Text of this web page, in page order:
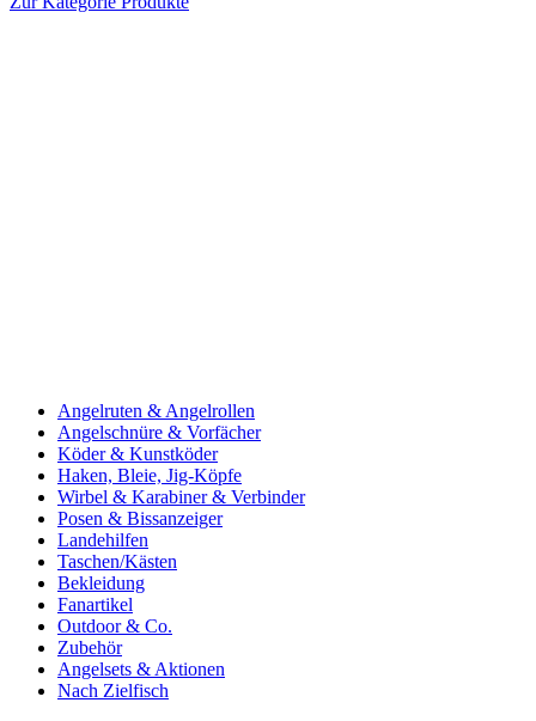
Angelruten & Angelrollen
Angelschnüre & Vorfächer
Köder & Kunstköder
Haken, Bleie, Jig-Köpfe
Wirbel & Karabiner & Verbinder
Posen & Bissanzeiger
Landehilfen
Taschen/Kästen
Bekleidung
Fanartikel
Outdoor & Co.
Zubehör
Angelsets & Aktionen
Nach Zielfisch